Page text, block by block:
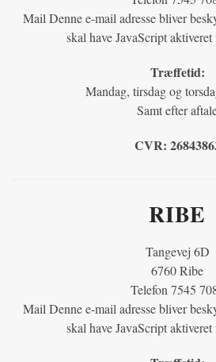
Mail Denne e-mail adresse bliver
skal have JavaScript
Træffetid:
Mandag, tirsdag og
Samt efter
CVR:
RIBE
Tangevej 6D
6760 Ribe
Telefon 7545
Mail Denne e-mail adresse bliver
skal have JavaScript